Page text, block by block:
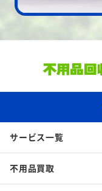
サービス一覧
不用品買取